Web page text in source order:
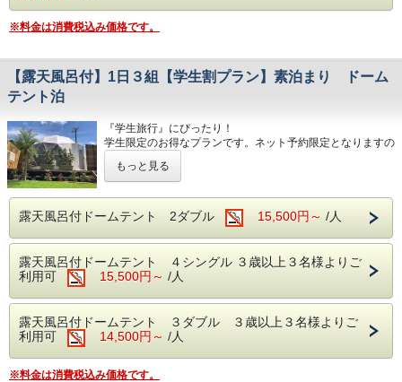
０）
※雨天・強風の場合は中止となります。
◆駐車場は１台無料予約は必要ございません ２台目から１
台につき1,000円かかります ２台以上の場合はご予約をお
願いいたします
てください3300円 オプションで選択が無い場合はグリル
のご利用はできません 当日予約も可能です
※雨天・強風の場合は中止となります。
台につき１０００円かかります ２台以上の場合はご予約を
お願いいたします
キャンプ区画との同時利用はお断りさせていただいておりま
※料金は消費税込み価格です。
【露天風呂付】1日３組【学生割プラン】素泊まり ドーム
テント泊
『学生旅行』にぴったり！
学生限定のお得なプランです。ネット予約限定となりますの
でご連絡下さい）受付時学生証のご提示をお願いいたしま
す。3ダブル、4シングルのお部屋は３名様以上でご利用で
きます。
グループ３分の２の人数が学生様に限ります
自由な食材でBBQをお楽しみいただけるプランです、食材
は持ち込みとなります。
ネット予約限定となりますので電話受付はございません
BBQガスグリル、食器などはすべてご用意があります。
お客様での食材や飲み物の持ち込みは自由ですので、オリジ
ナルのキャンプ料理をお楽しみいただくこともできます。
各テントごとに、露天風呂・トイレ・シャワー・洗面台を完
備！
プライベートな空間でゆっくりとグランピングを満喫してい
ただけます。
1日３組限定のお得なプランとなりますのでお早めにご予約
もっと見る
露天風呂付ドームテント 2ダブル 15,500円～ /人
露天風呂付ドームテント ４シングル ３歳以上３名様よりご
利用可
15,500円～ /人
露天風呂付ドームテント ３ダブル ３歳以上３名様よりご
利用可
14,500円～ /人
※料金は消費税込み価格です。